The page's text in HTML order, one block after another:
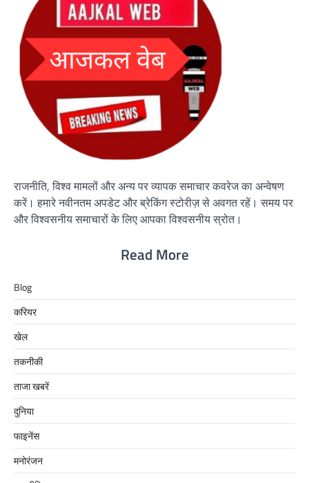
राजनीति, विश्व मामलों और अन्य पर व्यापक समाचार कवरेज का अन्वेषण
करें। हमारे नवीनतम अपडेट और ब्रेकिंग स्टोरीज़ से अवगत रहें। समय पर
और विश्वसनीय समाचारों के लिए आपका विश्वसनीय स्रोत।
Read More
Blog
करियर
खेल
तकनीकी
ताजा खबरें
दुनिया
फाइनेंस
मनोरंजन